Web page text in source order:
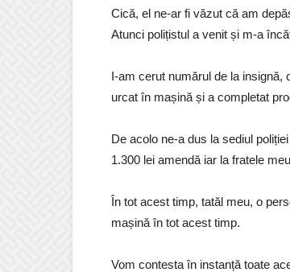
Cică, el ne-ar fi văzut că am
Atunci polițistul a venit și m-a
I-am cerut numărul de la insignă,
urcat în mașină și a completat
De acolo ne-a dus la sediul
1.300 lei amendă iar la fratele
În tot acest timp, tatăl meu, o
mașină în tot acest timp.
Vom contesta în instanță toate